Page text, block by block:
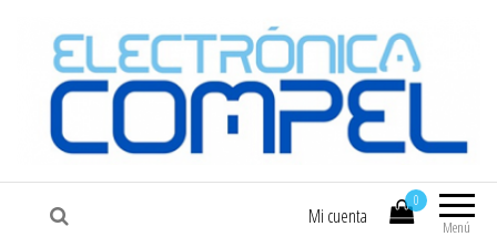
COMPEL Electrónica COMPEL
Menú
0
Mi cuenta